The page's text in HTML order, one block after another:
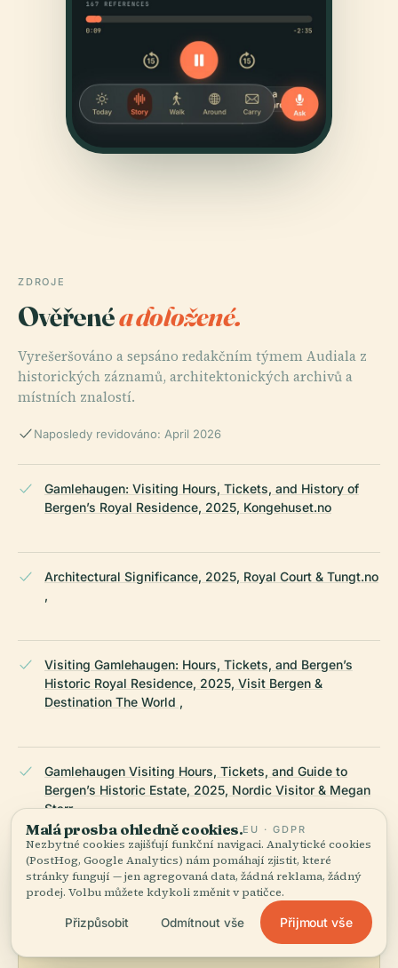
ZDROJE
Ověřenéa doložené.
Vyrešeršováno a sepsáno redakčním týmem Audiala z
historických záznamů, architektonických archivů a
místních znalostí.
Naposledy revidováno: April 2026
Gamlehaugen: Visiting Hours, Tickets, and History of
Bergen’s Royal Residence, 2025, Kongehuset.no
Architectural Significance, 2025, Royal Court & Tungt.no
,
Visiting Gamlehaugen: Hours, Tickets, and Bergen’s
Historic Royal Residence, 2025, Visit Bergen &
Destination The World ,
Gamlehaugen Visiting Hours, Tickets, and Guide to
Bergen’s Historic Estate, 2025, Nordic Visitor & Megan
Starr ,
NAPOSLEDY REVIDOVÁNO: APRIL 2026
Zpracováno z Wikidat, Wikipedie a oficiálních zdrojů ·
fakticky ověřeno · Jak tvoříme naše průvodce →
Malá prosba ohledně cookies.EU · GDPR
Nezbytné cookies zajišťují funkční navigaci. Analytické cookies
(PostHog, Google Analytics) nám pomáhají zjistit, které
stránky fungují — jen agregovaná data, žádná reklama, žádný
prodej. Volbu můžete kdykoli změnit v patičce.
Přizpůsobit Odmítnout vše Přijmout vše